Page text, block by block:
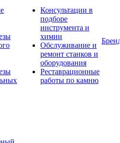
Консультации в
подборе
инструмента и
химии
Обслуживание и
ремонт станков и
оборудования
Реставрационные
работы по камню